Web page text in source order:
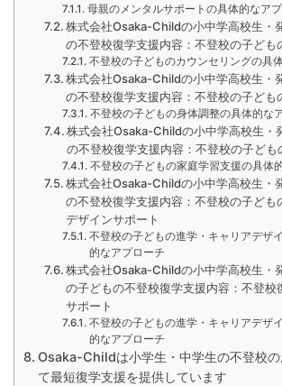
母親のメンタルサポートの具体的なア
株式会社Osaka-Childの小中学高校生・
の不登校復学支援内容：不登校の子ども
不登校の子どものカウンセリングの具
株式会社Osaka-Childの小中学高校生・
の不登校復学支援内容：不登校の子ども
不登校の子どもの身体調整の具体的な
株式会社Osaka-Childの小中学高校生・
の不登校復学支援内容：不登校の子ども
不登校の子どもの家庭学習支援の具体
株式会社Osaka-Childの小中学高校生・
の不登校復学支援内容：不登校の子ども
デザインサポート
不登校の子どもの進学・キャリアデザ
的なアプローチ
株式会社Osaka-Childの小中学高校生・
の子どもの不登校復学支援内容：不登校
サポート
不登校の子どもの進学・キャリアデザ
的なアプローチ
Osaka-Childは小学生・中学生の不登校の
て最短復学支援を提供しています